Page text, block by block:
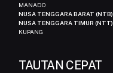
MANADO
NUSA TENGGARA BARAT (NTB)
NUSA TENGGARA TIMUR (NTT)
KUPANG
TAUTAN CEPAT